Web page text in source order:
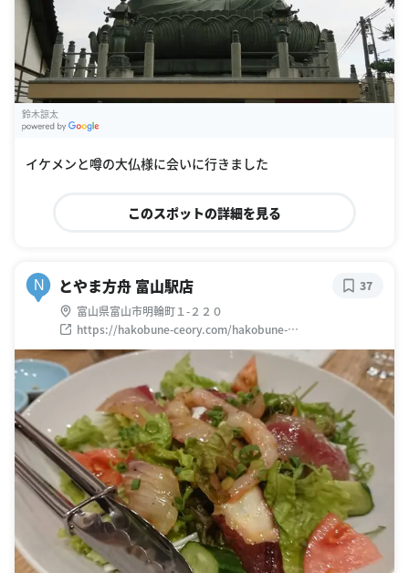
鈴木諒太
イケメンと噂の大仏様に会いに行きました
このスポットの詳細を見る
N とやま方舟 富山駅店
富山県富山市明輪町１-２２０
https://hakobune-ceory.com/hakobune-
shops/%E3%81%A8%E3%82%84%E3%81%BE%E6%96%B
9%E8%88%9F-
%E5%AF%8C%E5%B1%B1%E9%A7%85%E5%BA%97.html
37